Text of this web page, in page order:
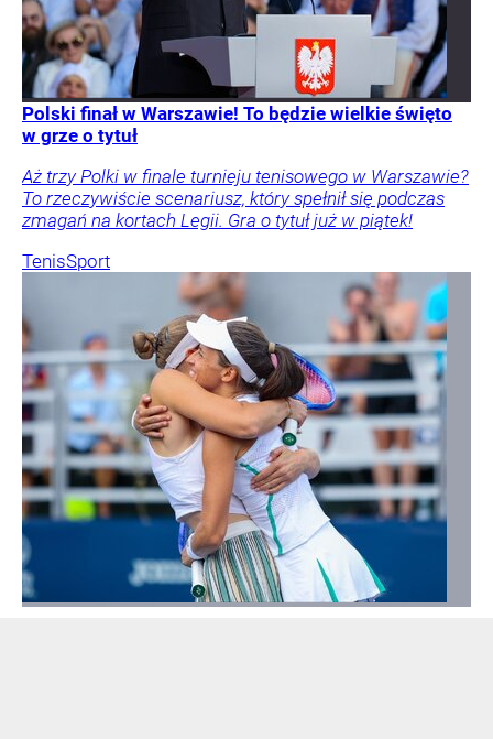
Polski finał w Warszawie! To będzie wielkie święto
w grze o tytuł
Aż trzy Polki w finale turnieju tenisowego w Warszawie?
To rzeczywiście scenariusz, który spełnił się podczas
zmagań na kortach Legii. Gra o tytuł już w piątek!
TenisSport